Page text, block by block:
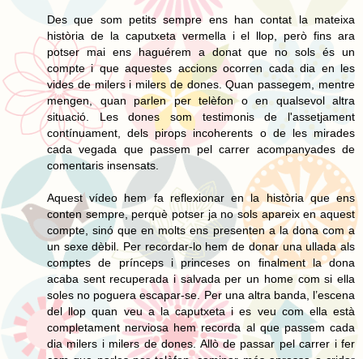
Des que som petits sempre ens han contat la mateixa
història de la caputxeta vermella i el llop, però fins ara
potser mai ens haguérem a donat que no sols és un
compte i que aquestes accions ocorren cada dia en les
vides de milers i milers de dones. Quan passegem, mentre
mengen, quan parlen per telèfon o en qualsevol altra
situació. Les dones som testimonis de l'assetjament
contínuament, dels pirops incoherents o de les mirades
cada vegada que passem pel carrer acompanyades de
comentaris insensats.
Aquest vídeo hem fa reflexionar en la història que ens
conten sempre, perquè potser ja no sols apareix en aquest
compte, sinó que en molts ens presenten a la dona com a
un sexe dèbil. Per recordar-lo hem de donar una ullada als
comptes de prínceps i princeses on finalment la dona
acaba sent recuperada i salvada per un home com si ella
soles no poguera escapar-se. Per una altra banda, l’escena
del llop quan veu a la caputxeta i es veu com ella està
completament nerviosa hem recorda al que passem cada
dia milers i milers de dones. Allò de passar pel carrer i fer